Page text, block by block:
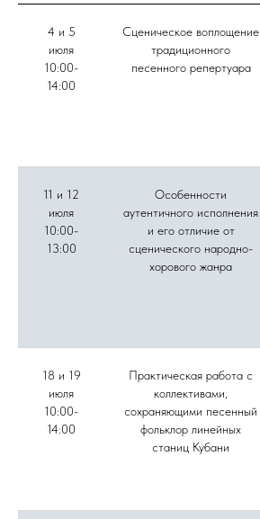
4 и 5
июля
10:00-
14:00
Сценическое воплощение
традиционного
песенного репертуара
11 и 12
июля
10:00-
13:00
Особенности
аутентичного исполнения
и его отличие от
сценического народно-
хорового жанра
18 и 19
июля
10:00-
14:00
Практическая работа с
коллективами,
сохраняющими песенный
фольклор линейных
станиц Кубани